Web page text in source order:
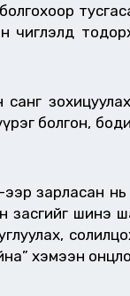
санг
болгон,
ээр зарласан
шинэ
хэмээн